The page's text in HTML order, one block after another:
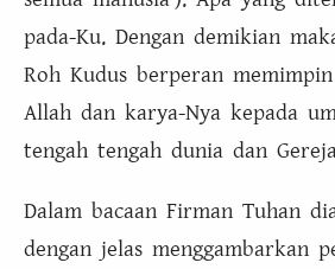
pada-Ku. Dengan demikian
Roh Kudus berperan
Allah dan karya-Nya kepada
tengah tengah dunia dan
Dalam bacaan Firman Tuhan
dengan jelas menggambarkan